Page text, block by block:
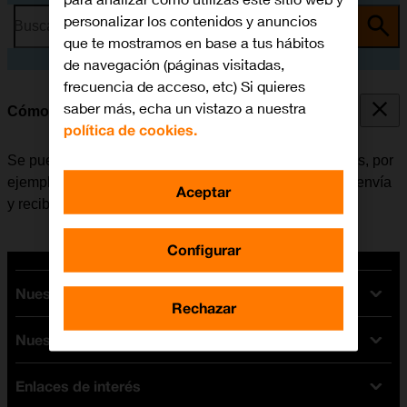
Busca por problema o tema
Cómo consultar el consumo de datos
Se puede ver cuántos datos móviles han sido utilizados, por
ejemplo, al usar el navegador de internet o cuando se envía
y recibe correo electrónico.
Nuestras tarifas
Tarifas Orange
Tarifas fibra y móvil
Tarifas móviles
Nuestros dispositivos
Ofertas en móviles
Enlaces de interés
personalizar los contenidos y anuncios
que te mostramos en base a tus hábitos
de navegación (páginas visitadas,
frecuencia de acceso, etc) Si quieres
saber más, echa un vistazo a nuestra
política de cookies.
Configurar
Rechazar
Aceptar